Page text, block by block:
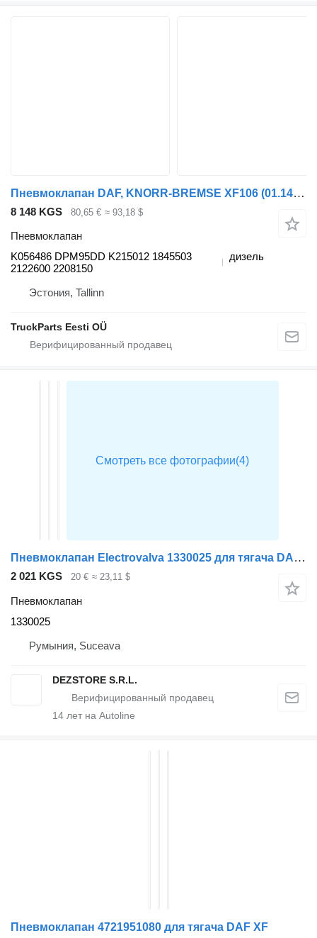
Пневмоклапан DAF, KNORR-BREMSE XF106 (01.14-) K056486 для тягача DAF XF106 (2014-)
8 148 KGS 80,65 € ≈ 93,18 $
Пневмоклапан
K056486 DPM95DD K215012 1845503
2122600 2208150
дизель
Эстония, Tallinn
TruckParts Eesti OÜ
Пневмоклапан Electrovalva 1330025 для тягача DAF XF
2 021 KGS 20 € ≈ 23,11 $
Пневмоклапан
1330025
Румыния, Suceava
DEZSTORE S.R.L.
14 лет на Autoline
Пневмоклапан 4721951080 для тягача DAF XF